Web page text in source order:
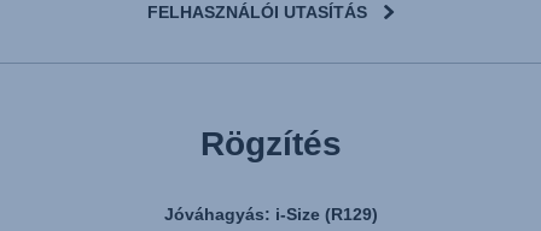
FELHASZNÁLÓI UTASÍTÁS
Rögzítés
Jóváhagyás: i-Size (R129)